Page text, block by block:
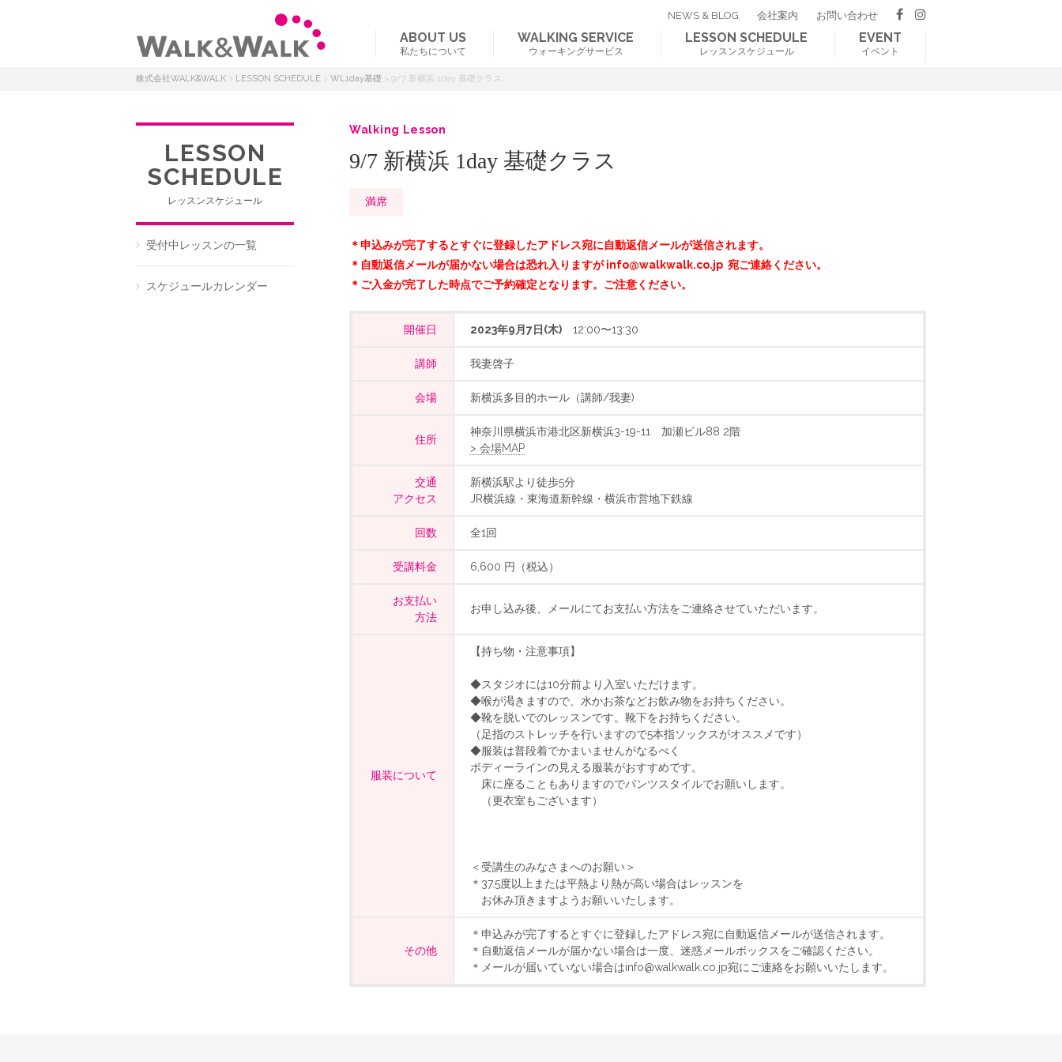
NEWS & BLOG 会社案内 お問い合わせ
ABOUT US
私たちについて
WALKING SERVICE
ウォーキングサービス
LESSON SCHEDULE
レッスンスケジュール
EVENT
イベント
株式会社WALK&WALK > LESSON SCHEDULE > WL1day基礎 > 9/7 新横浜 1day 基礎クラス
Walking Lesson
9/7 新横浜 1day 基礎クラス
満席
＊申込みが完了するとすぐに登録したアドレス宛に自動返信メールが送信されます。
＊自動返信メールが届かない場合は恐れ入りますが info@walkwalk.co.jp 宛ご連絡ください。
＊ご入金が完了した時点でご予約確定となります。ご注意ください。
開催日 2023年9月7日(木) 12:00〜13:30
講師 我妻啓子
会場 新横浜多目的ホール（講師/我妻)
住所
神奈川県横浜市港北区新横浜3-19-11 加瀬ビル88 2階
> 会場MAP
交通
アクセス
新横浜駅より徒歩5分
JR横浜線・東海道新幹線・横浜市営地下鉄線
回数 全1回
受講料金 6,600 円（税込）
お支払い
方法
お申し込み後、メールにてお支払い方法をご連絡させていただいます。
服装について
【持ち物・注意事項】
◆スタジオには10分前より入室いただけます。
◆喉が渇きますので、水かお茶などお飲み物をお持ちください。
◆靴を脱いでのレッスンです。靴下をお持ちください。
（足指のストレッチを行いますので5本指ソックスがオススメです）
◆服装は普段着でかまいませんがなるべく
ボディーラインの見える服装がおすすめです。
床に座ることもありますのでパンツスタイルでお願いします。
（更衣室もございます）
＜受講生のみなさまへのお願い＞
＊37.5度以上または平熱より熱が高い場合はレッスンを
お休み頂きますようお願いいたします。
その他
＊申込みが完了するとすぐに登録したアドレス宛に自動返信メールが送信されます。
＊自動返信メールが届かない場合は一度、迷惑メールボックスをご確認ください。
＊メールが届いていない場合はinfo@walkwalk.co.jp宛にご連絡をお願いいたします。
LESSON
SCHEDULE
レッスンスケジュール
受付中レッスンの一覧
スケジュールカレンダー